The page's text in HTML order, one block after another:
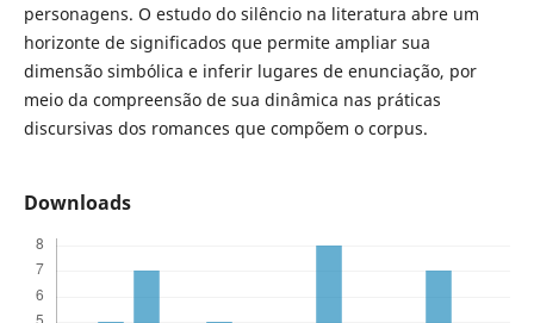
personagens. O estudo do silêncio na literatura abre um
horizonte de significados que permite ampliar sua
dimensão simbólica e inferir lugares de enunciação, por
meio da compreensão de sua dinâmica nas práticas
discursivas dos romances que compõem o corpus.
Downloads